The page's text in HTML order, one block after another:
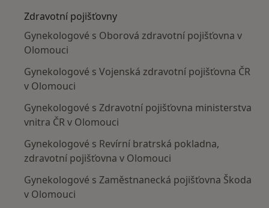
Zdravotní pojišťovny
Gynekologové s Oborová zdravotní pojišťovna v
Olomouci
Gynekologové s Vojenská zdravotní pojišťovna ČR
v Olomouci
Gynekologové s Zdravotní pojišťovna ministerstva
vnitra ČR v Olomouci
Gynekologové s Revírní bratrská pokladna,
zdravotní pojišťovna v Olomouci
Gynekologové s Zaměstnanecká pojišťovna Škoda
v Olomouci